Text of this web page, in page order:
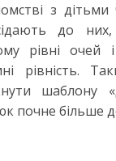
з
до
рівні очей
рівність.
шаблону
почне більше